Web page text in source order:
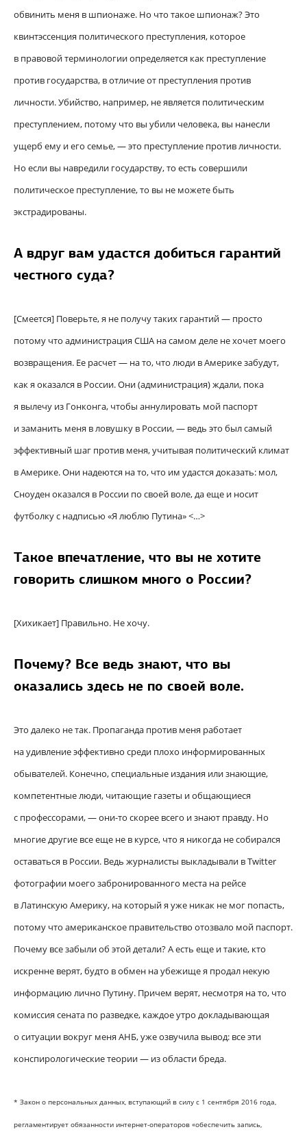
обвинить меня в шпионаже. Но что такое шпионаж? Это
квинтэссенция политического преступления, которое
в правовой терминологии определяется как преступление
против государства, в отличие от преступления против
личности. Убийство, например, не является политическим
преступлением, потому что вы убили человека, вы нанесли
ущерб ему и его семье, — это преступление против личности.
Но если вы навредили государству, то есть совершили
политическое преступление, то вы не можете быть
экстрадированы.
А вдруг вам удастся добиться гарантий
честного суда?
[Смеется] Поверьте, я не получу таких гарантий — просто
потому что администрация США на самом деле не хочет моего
возвращения. Ее расчет — на то, что люди в Америке забудут,
как я оказался в России. Они (администрация) ждали, пока
я вылечу из Гонконга, чтобы аннулировать мой паспорт
и заманить меня в ловушку в России, — ведь это был самый
эффективный шаг против меня, учитывая политический климат
в Америке. Они надеются на то, что им удастся доказать: мол,
Сноуден оказался в России по своей воле, да еще и носит
футболку с надписью «Я люблю Путина» <…>
Такое впечатление, что вы не хотите
говорить слишком много о России?
[Хихикает] Правильно. Не хочу.
Почему? Все ведь знают, что вы
оказались здесь не по своей воле.
Это далеко не так. Пропаганда против меня работает
на удивление эффективно среди плохо информированных
обывателей. Конечно, специальные издания или знающие,
компетентные люди, читающие газеты и общающиеся
с профессорами, — они-то скорее всего и знают правду. Но
многие другие все еще не в курсе, что я никогда не собирался
оставаться в России. Ведь журналисты выкладывали в Twitter
фотографии моего забронированного места на рейсе
в Латинскую Америку, на который я уже никак не мог попасть,
потому что американское правительство отозвало мой паспорт.
Почему все забыли об этой детали? А есть еще и такие, кто
искренне верят, будто в обмен на убежище я продал некую
информацию лично Путину. Причем верят, несмотря на то, что
комиссия сената по разведке, каждое утро докладывающая
о ситуации вокруг меня АНБ, уже озвучила вывод: все эти
конспирологические теории — из области бреда.
* Закон о персональных данных, вступающий в силу с 1 сентября 2016 года,
регламентирует обязанности интернет-операторов «обеспечить запись,